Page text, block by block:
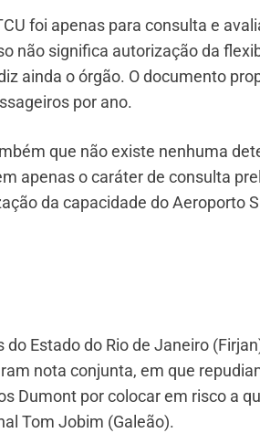
foi apenas para consulta e
não significa autorização da
ainda o órgão. O documento
por ano.
que não existe nenhuma
apenas o caráter de consulta
da capacidade do Aeroporto
Estado do Rio de Janeiro
nota conjunta, em que
Dumont por colocar em risco a
Tom Jobim (Galeão).